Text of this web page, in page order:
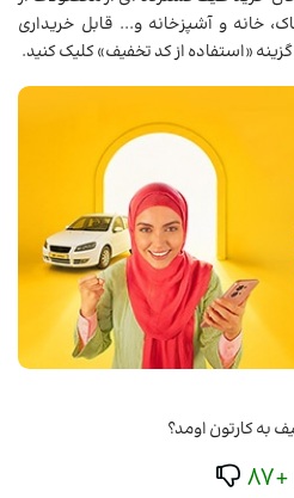
خانه و آشپزخانه و... قابل خریداری
«استفاده از کد تخفیف» کلیک کنید.
به کارتون اومد؟
+87